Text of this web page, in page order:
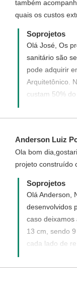
também
quais os custos
Soprojetos
Olá José, Os
sanitário são
pode adquirir
Arquitetônico.
custam 50%
Anderson Luiz
Ola bom
projeto construído
Soprojetos
Olá Anderson,
desenvolvidos
caso deixamos
13 cm, sendo
cada lado de
diferente o seu